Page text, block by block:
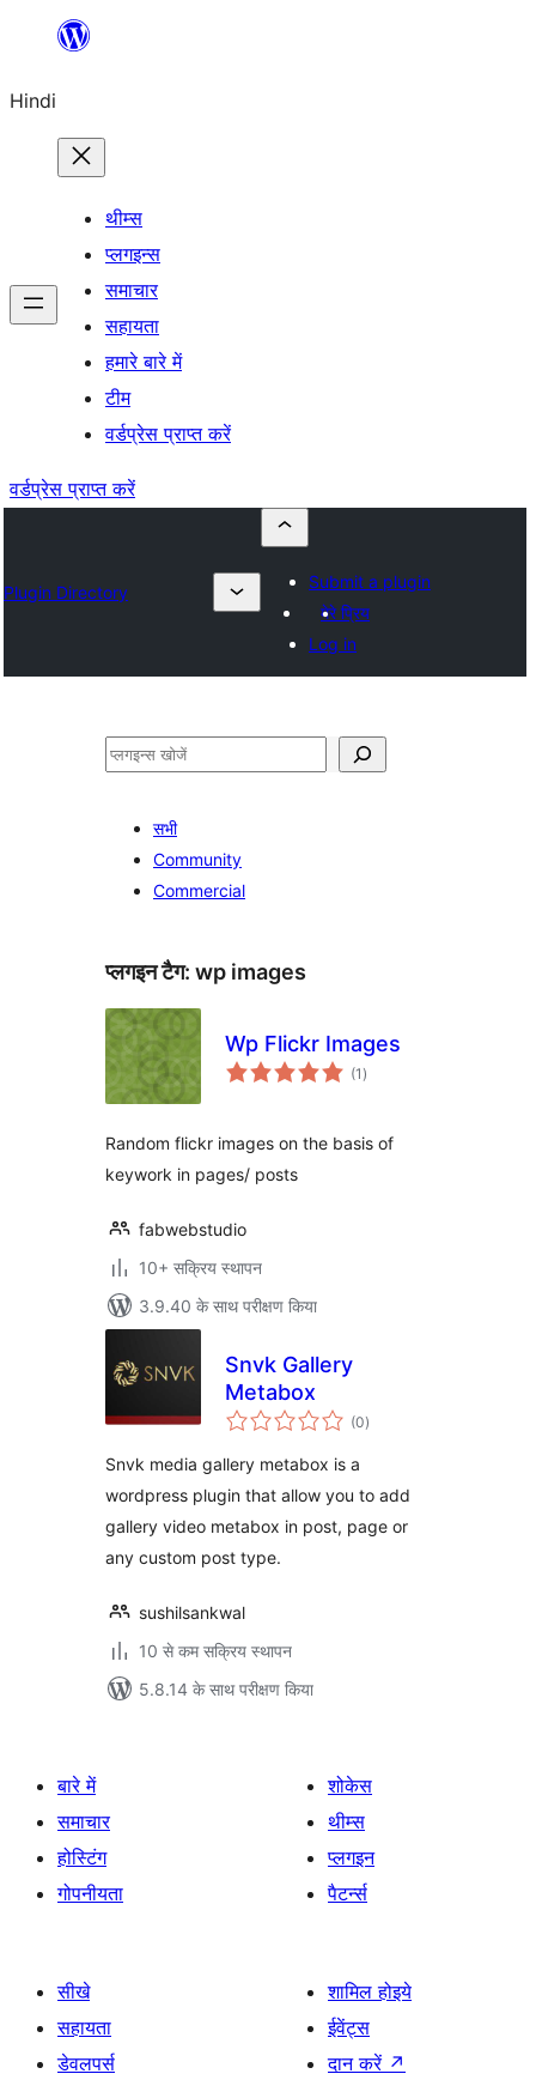
सामग्री
जाएं
Hindi
थीम्स
प्लगइन्स
समाचार
सहायता
हमारे बारे में
टीम
वर्डप्रेस प्राप्त करें
वर्डप्रेस प्राप्त करें
Plugin Directory
Submit a plugin
मेरे प्रिय
Log in
खोजें
सभी
Community
Commercial
प्लगइन टैग: wp images
Wp Flickr Images
(1 कुल
दर)
Random flickr images on the basis of
keywork in pages/ posts
fabwebstudio
10+ सक्रिय स्थापन
3.9.40 के साथ परीक्षण किया
Snvk Gallery
Metabox
(0कुल
दर)
Snvk media gallery metabox is a
wordpress plugin that allow you to add
gallery video metabox in post, page or
any custom post type.
sushilsankwal
10 से कम सक्रिय स्थापन
5.8.14 के साथ परीक्षण किया
बारे में
समाचार
होस्टिंग
गोपनीयता
शोकेस
थीम्स
प्लगइन
पैटर्न्स
सीखे
सहायता
डेवलपर्स
शामिल होइये
ईवेंट्स
दान करें ↗